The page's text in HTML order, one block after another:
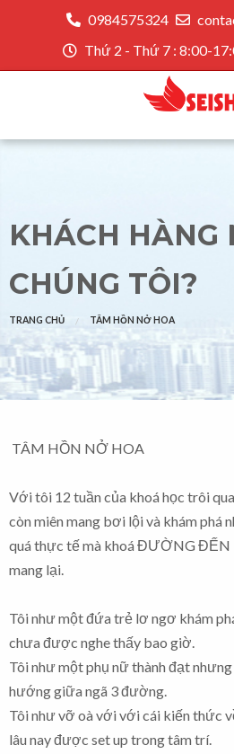
0984575324
Thứ 2 - Thứ 7 : 8:00-
KHÁCH HÀNG
CHÚNG TÔI?
TRANG CHỦ TÂM HỒN NỞ HOA
TÂM HỒN NỞ HOA
Với tôi 12 tuần của khoá học trôi
còn miên mang bơi lội và khám phá
quá thực tế mà khoá ĐƯỜNG
mang lại.
Tôi như một đứa trẻ lơ ngơ khám
chưa được nghe thấy bao giờ.
Tôi như một phụ nữ thành đạt
hướng giữa ngã 3 đường.
Tôi như vỡ oà với với cái kiến thức
lâu nay được set up trong tâm trí.